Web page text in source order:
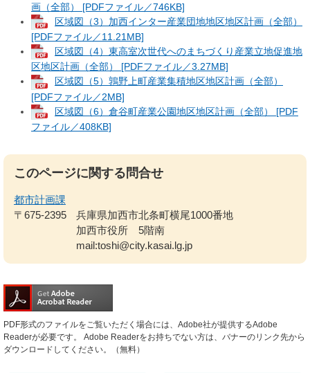
画（全部） [PDFファイル／746KB]
区域図（3）加西インター産業団地地区地区計画（全部）
[PDFファイル／11.21MB]
区域図（4）東高室次世代へのまちづくり産業立地促進地
区地区計画（全部） [PDFファイル／3.27MB]
区域図（5）鶉野上町産業集積地区地区計画（全部）
[PDFファイル／2MB]
区域図（6）倉谷町産業公園地区地区計画（全部） [PDF
ファイル／408KB]
このページに関する問合せ
都市計画課
〒675-2395
兵庫県加西市北条町横尾1000番地
加西市役所 5階南
mail:toshi@city.kasai.lg.jp
PDF形式のファイルをご覧いただく場合には、Adobe社が提供するAdobe
Readerが必要です。
Adobe Readerをお持ちでない方は、バナーのリンク先から
ダウンロードしてください。（無料）